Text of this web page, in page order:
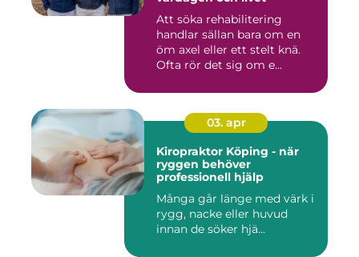
Att söka rehabilitering
handlar sällan bara om en
öm axel eller ett stelt knä.
Ofta rör det sig om e...
03. apr
Kiropraktor Köping - när
ryggen behöver
professionell hjälp
Många går länge med värk i
rygg, nacke eller huvud
innan de söker hjä...